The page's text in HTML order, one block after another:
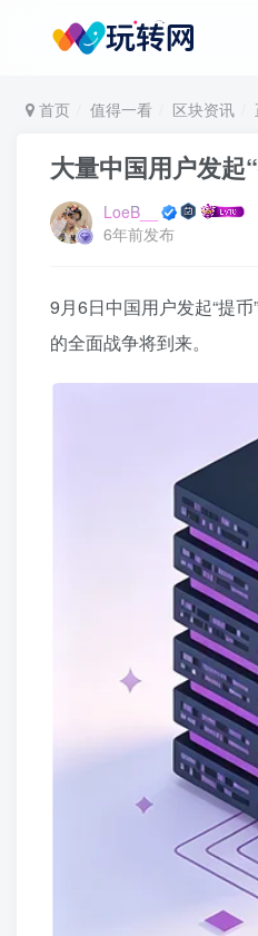
首页 值得一看 区块资讯
大量中国用户发起
LoeB__
6年前发布
9月6日中国用户发起“提
的全面战争将到来。